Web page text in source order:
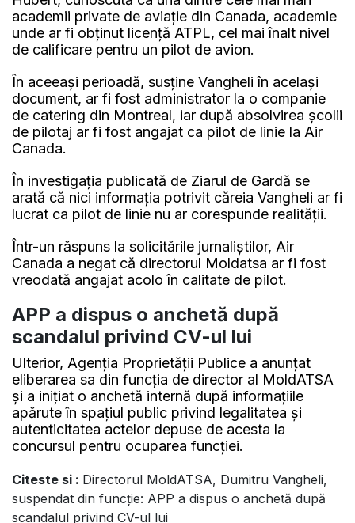
academii private de aviație din Canada, academie
unde ar fi obținut licență ATPL, cel mai înalt nivel
de calificare pentru un pilot de avion.
În aceeași perioadă, susține Vangheli în același
document, ar fi fost administrator la o companie
de catering din Montreal, iar după absolvirea școlii
de pilotaj ar fi fost angajat ca pilot de linie la Air
Canada.
În investigația publicată de Ziarul de Gardă se
arată că nici informația potrivit căreia Vangheli ar fi
lucrat ca pilot de linie nu ar corespunde realității.
Într-un răspuns la solicitările jurnaliștilor, Air
Canada a negat că directorul Moldatsa ar fi fost
vreodată angajat acolo în calitate de pilot.
APP a dispus o anchetă după
scandalul privind CV-ul lui
Ulterior, Agenția Proprietății Publice a anunțat
eliberarea sa din funcția de director al MoldATSA
și a inițiat o anchetă internă după informațiile
apărute în spațiul public privind legalitatea și
autenticitatea actelor depuse de acesta la
concursul pentru ocuparea funcției.
Citeste si : Directorul MoldATSA, Dumitru Vangheli,
suspendat din funcție: APP a dispus o anchetă după
scandalul privind CV-ul lui